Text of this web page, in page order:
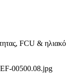
FCU & ηλιακό